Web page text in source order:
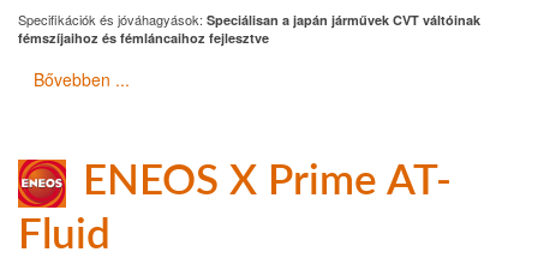
Specifikációk és jóváhagyások: Speciálisan a japán járművek CVT váltóinak
fémszíjaihoz és fémláncaihoz fejlesztve
Bővebben ...
ENEOS X Prime AT-
Fluid